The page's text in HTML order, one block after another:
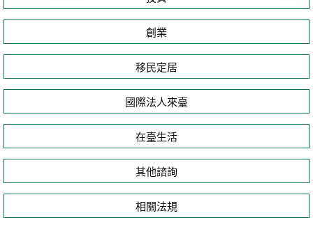
創業
移民定居
國際法人來臺
在臺生活
其他諮詢
相關法規